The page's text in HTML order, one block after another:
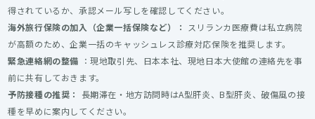
得されているか、承認メール写しを確認してください。
海外旅行保険の加入（企業一括保険など）：
スリランカ医療費は私立病院
が高額のため、企業一括のキャッシュレス診療対応保険を推奨します。
緊急連絡網の整備 ：現地取引先、日本本社、現地日本大使館の連絡先を事
前に共有しておきます。
予防接種の推奨：
長期滞在・地方訪問時はA型肝炎、B型肝炎、破傷風の接
種を早めに案内してください。